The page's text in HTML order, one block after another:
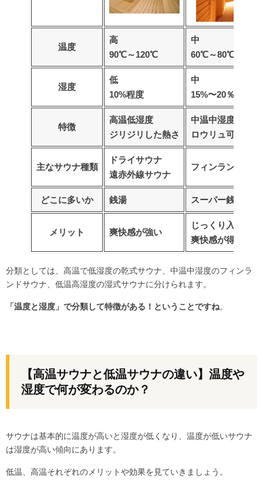
温度
高
90℃～120℃
中
60℃～80℃前後
湿度
低
10%程度
中
15%〜20％
特徴
高温低湿度
ジリジリした熱さ
中温中湿度
ロウリュ可能
主なサウナ種類
ドライサウナ
遠赤外線サウナ
フィンランドサウ
どこに多いか 銭湯 スーパー銭湯/サ
メリット 爽快感が強い
じっくり入れるの
爽快感が得られる
分類としては、高温で低湿度の乾式サウナ、中温中湿度のフィンラ
ンドサウナ、低温高湿度の湿式サウナに分けられます。
「温度と湿度」で分類して特徴がある！ということですね。
【高温サウナと低温サウナの違い】温度や
湿度で何が変わるのか？
サウナは基本的に温度が高いと湿度が低くなり、温度が低いサウナ
は湿度が高い傾向にあります。
低温、高温それぞれのメリットや効果を見ていきましょう。